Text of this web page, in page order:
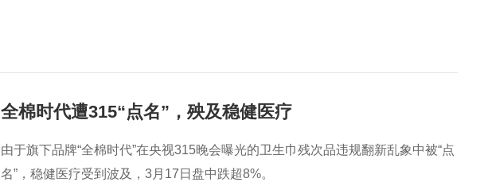
全棉时代遭315“点名”，殃及稳健医疗
由于旗下品牌“全棉时代”在央视315晚会曝光的卫生巾残次品违规翻新乱象中被“点
名”，稳健医疗受到波及，3月17日盘中跌超8%。